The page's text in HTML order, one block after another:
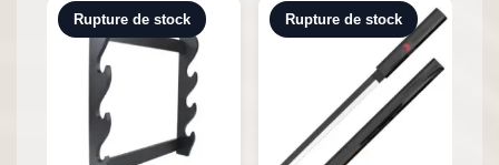
Rupture de stock Rupture de stock